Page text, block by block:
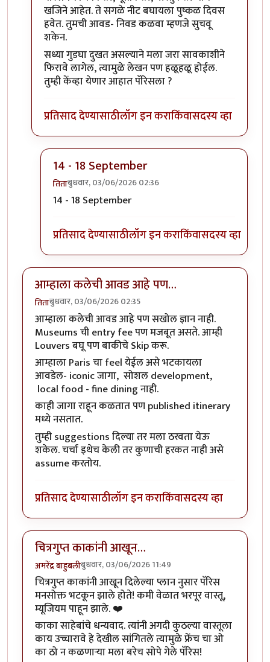
खजिने आहेत. ते सगळे नीट बघायला पुष्कळ दिवस
हवेत. तुमची आवड- निवड कळवा म्हणजे सुचवू
शकेन.
सध्या गुडघा दुखत असल्याने मला जरा सावकाशीने
फिरावे लागेल, त्यामुळे लेखन पण हळूहळू होईल.
तुम्ही केंव्हा येणार आहात पॅरिसला ?
प्रतिसाद देण्यासाठीलॉग इन कराकिंवासदस्य व्हा
14 - 18 September
तिताबुधवार, 03/06/2026 02:36
In reply to@ तिता: कलेची आवड कितपत आहे,
14 - 18 September
प्रतिसाद देण्यासाठीलॉग इन कराकिंवासदस्य व्हा
आम्हाला कलेची आवड आहे पण…
तिताबुधवार, 03/06/2026 02:35
आम्हाला कलेची आवड आहे पण सखोल ज्ञान नाही.
Museums ची entry fee पण मजबूत असते. आम्ही
Louvers बघू पण बाकीचे Skip करू.
आम्हाला Paris चा feel येईल असे भटकायला
आवडेल- iconic जागा, सोशल development,
local food - fine dining नाही.
काही जागा राहून कळतात पण published itinerary
मध्ये नसतात.
तुम्ही suggestions दिल्या तर मला ठरवता येऊ
शकेल. चर्चा इथेच केली तर कुणाची हरकत नाही असे
assume करतोय.
प्रतिसाद देण्यासाठीलॉग इन कराकिंवासदस्य व्हा
चित्रगुप्त काकांनी आखून…
अमरेंद्र बाहुबलीबुधवार, 03/06/2026 11:49
चित्रगुप्त काकांनी आखून दिलेल्या प्लान नुसार पॅरिस
मनसोक्त भटकून झाले होते! कमी वेळात भरपूर वास्तू,
म्यूजियम पाहून झाले. ❤️
काका साहेबांचे धन्यवाद. त्यांनी अगदी कुठल्या वास्तूला
काय उच्चारावे हे देखील सांगितले त्यामुळे फ्रेंच चा ओ
का ठो न कळणाऱ्या मला बरेच सोपे गेले पॅरिस!